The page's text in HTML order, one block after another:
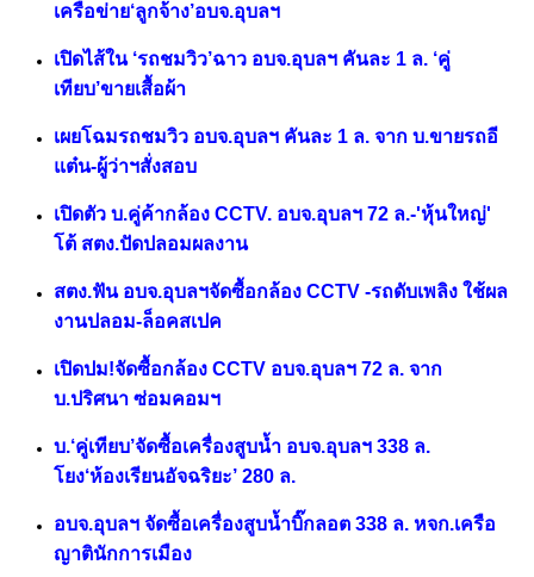
เครือข่าย‘ลูกจ้าง’อบจ.อุบลฯ
เปิดไส้ใน ‘รถชมวิว’ฉาว อบจ.อุบลฯ คันละ 1 ล. ‘คู่
เทียบ’ขายเสื้อผ้า
เผยโฉมรถชมวิว อบจ.อุบลฯ คันละ 1 ล. จาก บ.ขายรถอี
แต๋น-ผู้ว่าฯสั่งสอบ
เปิดตัว บ.คู่ค้ากล้อง CCTV. อบจ.อุบลฯ 72 ล.-'หุ้นใหญ่'
โต้ สตง.ปัดปลอมผลงาน
สตง.ฟัน อบจ.อุบลฯจัดซื้อกล้อง CCTV -รถดับเพลิง ใช้ผล
งานปลอม-ล็อคสเปค
เปิดปม!จัดซื้อกล้อง CCTV อบจ.อุบลฯ 72 ล. จาก
บ.ปริศนา ซ่อมคอมฯ
บ.‘คู่เทียบ’จัดซื้อเครื่องสูบน้ำ อบจ.อุบลฯ 338 ล.
โยง‘ห้องเรียนอัจฉริยะ’ 280 ล.
อบจ.อุบลฯ จัดซื้อเครื่องสูบน้ำบิ๊กลอต 338 ล. หจก.เครือ
ญาตินักการเมือง